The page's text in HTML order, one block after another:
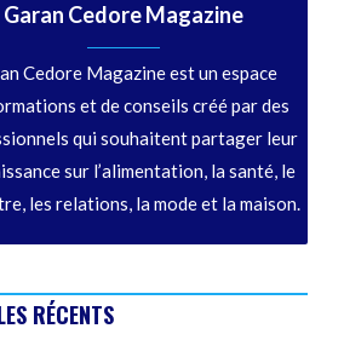
Garan Cedore Magazine
Cedore Magazine est un espace
et de conseils créé par des
qui souhaitent partager leur
sur l’alimentation, la santé, le
les relations, la mode et la maison.
RÉCENTS